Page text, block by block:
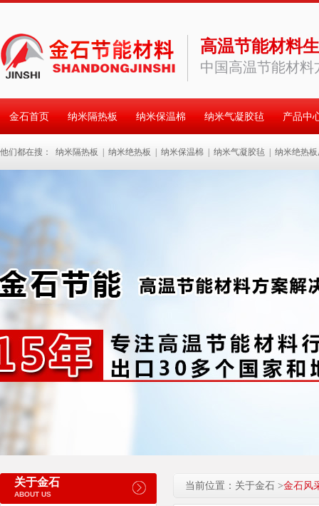
高温节能材料
中国高温节能材料
金石首页 纳米隔热板 纳米保温棉 纳米气凝胶毡 产品中
他们都在搜： 纳米隔热板 纳米绝热板 纳米保温棉 纳米气凝胶毡 纳米绝热
关于金石
ABOUT US
当前位置：关于金石 >金石风